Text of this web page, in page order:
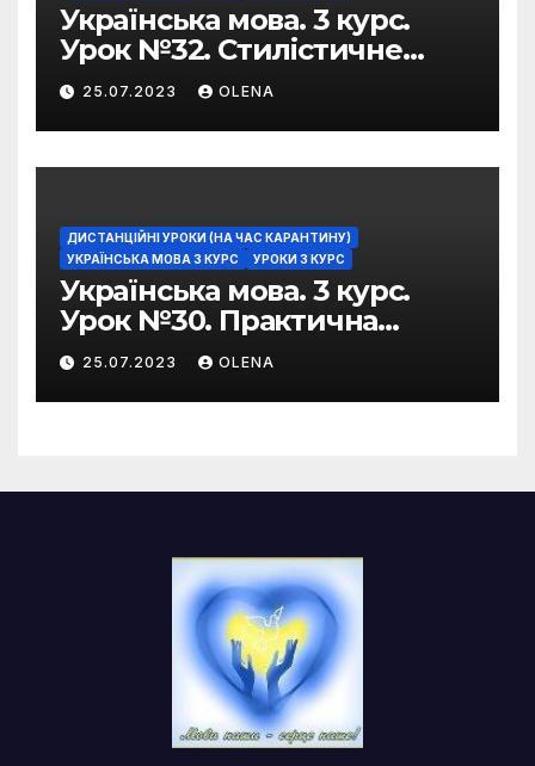
Українська мова. 3 курс.
Урок №32. Стилістичне
забарвлення
фразеологізмів
25.07.2023 OLENA
ДИСТАНЦІЙНІ УРОКИ (НА ЧАС КАРАНТИНУ)
УКРАЇНСЬКА МОВА 3 КУРС
УРОКИ 3 КУРС
Українська мова. 3 курс.
Урок №30. Практична
риторика. Оцінювальні
жанри. Характеристика
25.07.2023 OLENA